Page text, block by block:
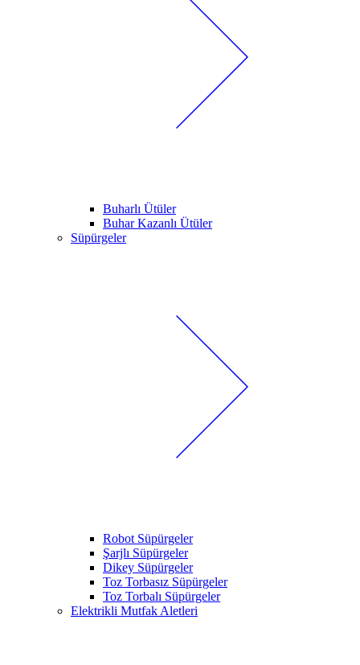
Buharlı Ütüler
Buhar Kazanlı Ütüler
Süpürgeler
Robot Süpürgeler
Şarjlı Süpürgeler
Dikey Süpürgeler
Toz Torbasız Süpürgeler
Toz Torbalı Süpürgeler
Elektrikli Mutfak Aletleri